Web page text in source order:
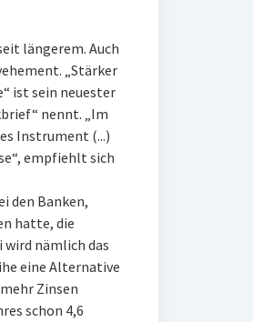
längerem. Auch
„Stärker
ist sein neuester
nennt. „Im
Instrument (...)
empfiehlt sich
den Banken,
hatte, die
nämlich das
eine Alternative
Zinsen
schon 4,6